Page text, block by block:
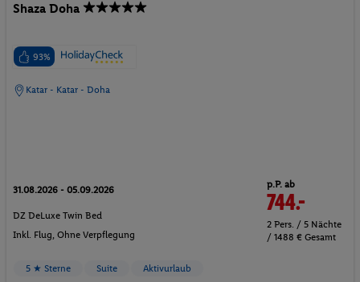
Shaza Doha
93%
Katar - Katar - Doha
31.08.2026 - 05.09.2026
DZ DeLuxe Twin Bed
Inkl. Flug, Ohne Verpflegung
p.P. ab
744.-
2 Pers. / 5 Nächte
/ 1488 € Gesamt
5 ★ Sterne Suite Aktivurlaub